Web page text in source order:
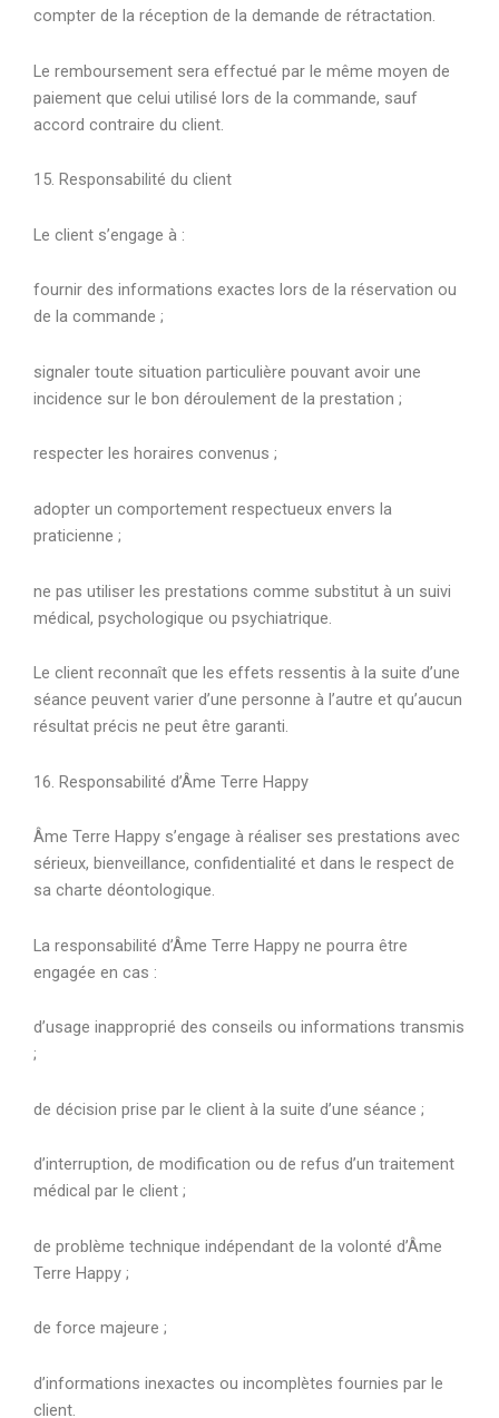
compter de la réception de la demande de rétractation.
Le remboursement sera effectué par le même moyen de
paiement que celui utilisé lors de la commande, sauf
accord contraire du client.
15. Responsabilité du client
Le client s’engage à :
fournir des informations exactes lors de la réservation ou
de la commande ;
signaler toute situation particulière pouvant avoir une
incidence sur le bon déroulement de la prestation ;
respecter les horaires convenus ;
adopter un comportement respectueux envers la
praticienne ;
ne pas utiliser les prestations comme substitut à un suivi
médical, psychologique ou psychiatrique.
Le client reconnaît que les effets ressentis à la suite d’une
séance peuvent varier d’une personne à l’autre et qu’aucun
résultat précis ne peut être garanti.
16. Responsabilité d’Âme Terre Happy
Âme Terre Happy s’engage à réaliser ses prestations avec
sérieux, bienveillance, confidentialité et dans le respect de
sa charte déontologique.
La responsabilité d’Âme Terre Happy ne pourra être
engagée en cas :
d’usage inapproprié des conseils ou informations transmis
;
de décision prise par le client à la suite d’une séance ;
d’interruption, de modification ou de refus d’un traitement
médical par le client ;
de problème technique indépendant de la volonté d’Âme
Terre Happy ;
de force majeure ;
d’informations inexactes ou incomplètes fournies par le
client.